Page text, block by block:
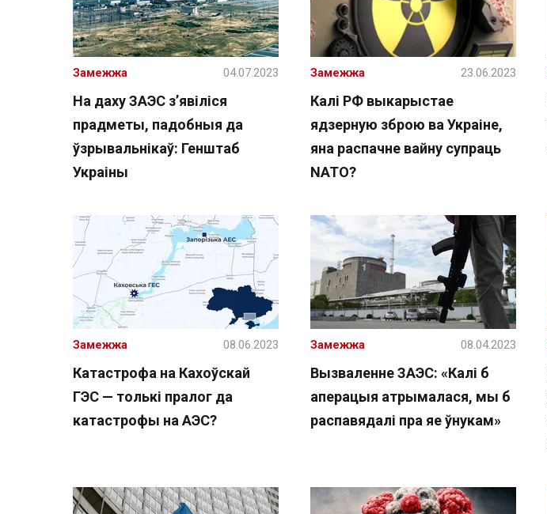
На даху ЗАЭС з’явіліся
прадметы, падобныя да
ўзрывальнікаў: Генштаб
Украіны
Замежжа 04.07.2023
Калі РФ выкарыстае
ядзерную зброю ва Украіне,
яна распачне вайну супраць
NATO?
Замежжа 23.06.2023
Катастрофа на Кахоўскай
ГЭС — толькі пралог да
катастрофы на АЭС?
Замежжа 08.06.2023
Вызваленне ЗАЭС: «Калі б
аперацыя атрымалася, мы б
распавядалі пра яе ўнукам»
Замежжа 08.04.2023